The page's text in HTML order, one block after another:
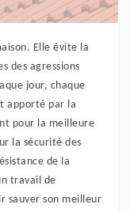
Elle évite la
des agressions
jour, chaque
apporté par la
pour la meilleure
la sécurité des
de la
travail de
sauver son meilleur